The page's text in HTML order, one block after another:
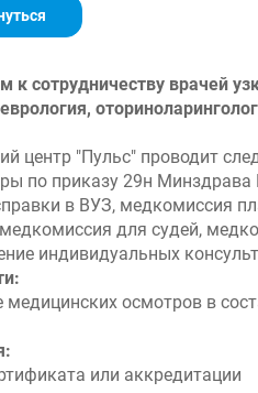
к сотрудничеству врачей
центр "Пульс" проводит
по приказу 29н Минздрава
в ВУЗ, медкомиссия
медкомиссия для судей,
индивидуальных
медицинских осмотров в
или аккредитации